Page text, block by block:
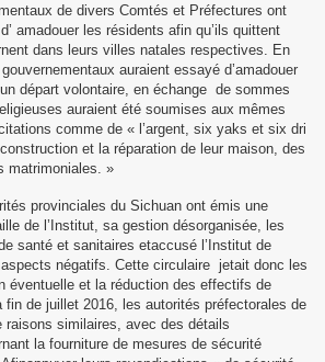
de divers Comtés et Préfectures ont
amadouer les résidents afin qu’ils quittent
dans leurs villes natales respectives. En
auraient essayé d’amadouer
départ volontaire, en échange de sommes
auraient été soumises aux mêmes
comme de « l’argent, six yaks et six dri
et la réparation de leur maison, des
matrimoniales. »
provinciales du Sichuan ont émis une
de l’Institut, sa gestion désorganisée, les
santé et sanitaires etaccusé l’Institut de
négatifs. Cette circulaire jetait donc les
éventuelle et la réduction des effectifs de
fin de juillet 2016, les autorités préfectorales de
raisons similaires, avec des détails
la fourniture de mesures de sécurité